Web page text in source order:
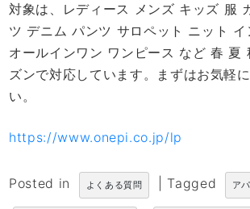
対象は、レディース メンズ キッズ 服
ツ デニム パンツ サロペット ニット イ
オールインワン ワンピース など 春 夏
ズンで対応しています。まずはお気軽
い。
https://www.onepi.co.jp/lp
Posted in よくある質問 Tagged ア